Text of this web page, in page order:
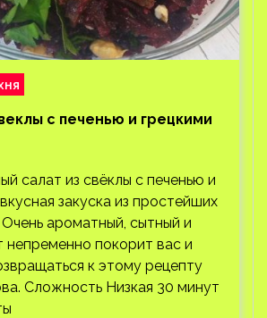
с печенью и грецкими
салат из свёклы с печенью и
закуска из простейших
ароматный, сытный и
непременно покорит вас и
к этому рецепту
Сложность Низкая 30 минут